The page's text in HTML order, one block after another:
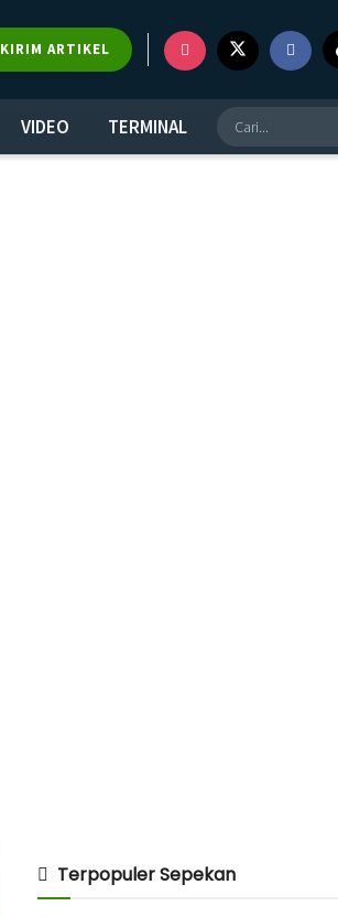
KIRIM ARTIKEL
VIDEO TERMINAL
Terpopuler Sepekan